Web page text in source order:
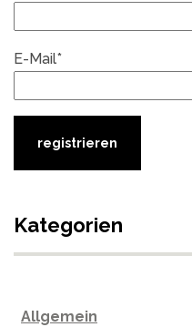
E-Mail*
Kategorien
Allgemein